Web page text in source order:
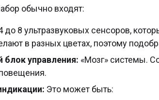
обычно входят:
до 8 ультразвуковых сенсоров,
в разных цветах, поэтому
блок управления: «Мозг» системы.
Это может быть: